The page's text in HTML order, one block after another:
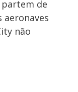
de
aeronaves
não